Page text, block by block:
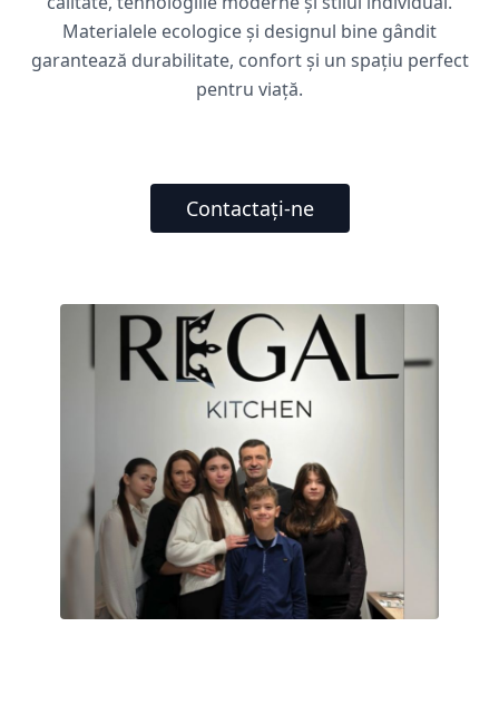
Materialele ecologice și designul bine gândit
garantează durabilitate, confort și un spațiu perfect
pentru viață.
Contactați-ne